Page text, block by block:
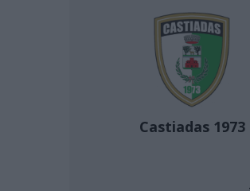
Castiadas 1973